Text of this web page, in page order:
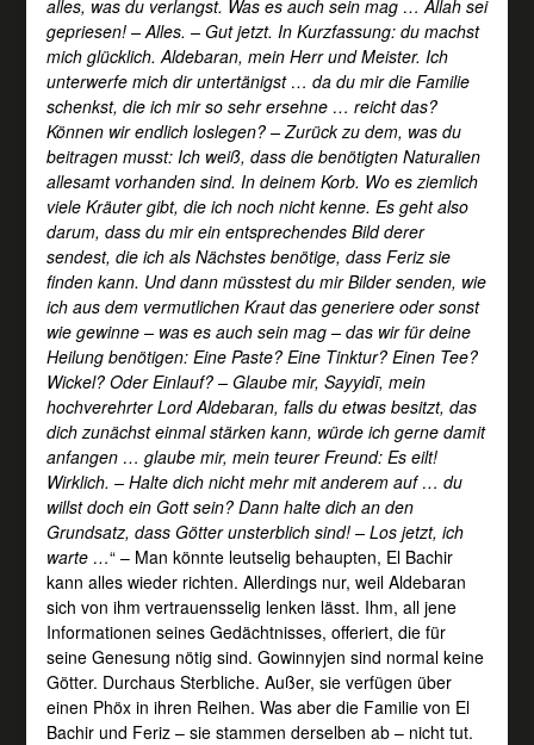
alles, was du verlangst. Was es auch sein mag … Allah sei
gepriesen! – Alles. – Gut jetzt. In Kurzfassung: du machst
mich glücklich. Aldebaran, mein Herr und Meister. Ich
unterwerfe mich dir untertänigst … da du mir die Familie
schenkst, die ich mir so sehr ersehne … reicht das?
Können wir endlich loslegen? – Zurück zu dem, was du
beitragen musst: Ich weiß, dass die benötigten Naturalien
allesamt vorhanden sind. In deinem Korb. Wo es ziemlich
viele Kräuter gibt, die ich noch nicht kenne. Es geht also
darum, dass du mir ein entsprechendes Bild derer
sendest, die ich als Nächstes benötige, dass Feriz sie
finden kann. Und dann müsstest du mir Bilder senden, wie
ich aus dem vermutlichen Kraut das generiere oder sonst
wie gewinne – was es auch sein mag – das wir für deine
Heilung benötigen: Eine Paste? Eine Tinktur? Einen Tee?
Wickel? Oder Einlauf? – Glaube mir, Sayyidī, mein
hochverehrter Lord Aldebaran, falls du etwas besitzt, das
dich zunächst einmal stärken kann, würde ich gerne damit
anfangen … glaube mir, mein teurer Freund: Es eilt!
Wirklich. – Halte dich nicht mehr mit anderem auf … du
willst doch ein Gott sein? Dann halte dich an den
Grundsatz, dass Götter unsterblich sind! – Los jetzt, ich
warte …“ – Man könnte leutselig behaupten, El Bachir
kann alles wieder richten. Allerdings nur, weil Aldebaran
sich von ihm vertrauensselig lenken lässt. Ihm, all jene
Informationen seines Gedächtnisses, offeriert, die für
seine Genesung nötig sind. Gowinnyjen sind normal keine
Götter. Durchaus Sterbliche. Außer, sie verfügen über
einen Phöx in ihren Reihen. Was aber die Familie von El
Bachir und Feriz – sie stammen derselben ab – nicht tut.